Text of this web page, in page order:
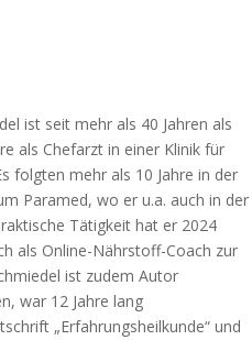
ist seit mehr als 40 Jahren als
als Chefarzt in einer Klinik für
folgten mehr als 10 Jahre in der
Paramed, wo er u.a. auch in der
Tätigkeit hat er 2024
als Online-Nährstoff-Coach zur
ist zudem Autor
war 12 Jahre lang
„Erfahrungsheilkunde“ und